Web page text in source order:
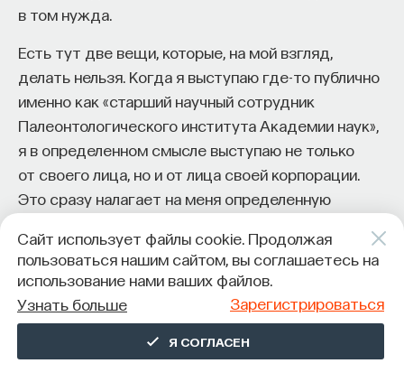
в том нужда.
Есть тут две вещи, которые, на мой взгляд,
делать нельзя. Когда я выступаю где-то публично
именно как «старший научный сотрудник
Палеонтологического института Академии наук»,
я в определенном смысле выступаю не только
от своего лица, но и от лица своей корпорации.
Это сразу налагает на меня определенную
далеко не всё из того, что пишу как частное лицо
в своем блоге. Вот сейчас у всех на слуху история
с увольнением из некоего элитного ВУЗа некоего
профессора за газетную статью
антиправительственного содержания. И я, как это
Сайт использует файлы cookie. Продолжая
пользоваться нашим сайтом, вы соглашаетесь на
использование нами ваших файлов.
Узнать больше
Зарегистрироваться
Я СОГЛАСЕН